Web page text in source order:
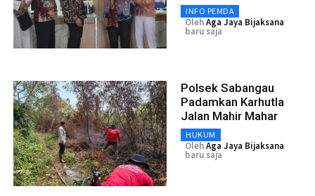
INFO PEMDA
OlehAga Jaya Bijaksana
baru saja
Polsek Sabangau
Padamkan Karhutla
Jalan Mahir Mahar
HUKUM
OlehAga Jaya Bijaksana
baru saja